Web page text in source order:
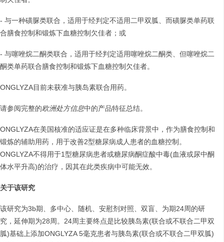
- 与一种磺脲类联合，适用于经判定不适用二甲双胍、而磺脲类单药联
合膳食控制和锻炼下血糖控制欠佳者；或
- 与噻唑烷二酮类联合，适用于经判定适用噻唑烷二酮类、但噻唑烷二
酮类单药联合膳食控制和锻炼下血糖控制欠佳者。
ONGLYZA目前未获准与胰岛素联合用药。
请参阅完整的欧洲处方信息中的产品特征总结。
ONGLYZA在美国核准的适应证是在多种临床背景中，作为膳食控制和
锻炼的辅助用药，用于改善2型糖尿病成人患者的血糖控制。
ONGLYZA不得用于1型糖尿病患者或糖尿病酮症酸中毒(血液或尿中酮
体水平升高)的治疗，因其在此类疾病中可能无效。
关于该研究
该研究为3b期、多中心、随机、安慰剂对照、双盲、为期24周的研
究，延伸期为28周。24周主要终点是比较胰岛素(联合或不联合二甲双
胍)基础上添加ONGLYZA 5毫克患者与胰岛素(联合或不联合二甲双胍)